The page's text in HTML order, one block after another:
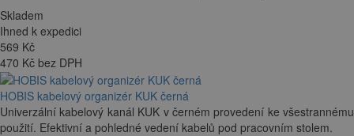
Skladem
Ihned k expedici
569 Kč
470 Kč bez DPH
HOBIS kabelový organizér KUK černá
Univerzální kabelový kanál KUK v černém provedení ke všestrannému
použití. Efektivní a pohledné vedení kabelů pod pracovním stolem.